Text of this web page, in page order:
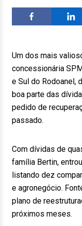
Um dos mais
concessionária
e Sul do Rodoanel,
boa parte das
pedido de
passado.
Com dívidas de
família Bertin,
listando dez
e agronegócio.
plano de
próximos meses.